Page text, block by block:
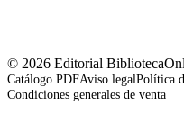
© 2026 Editorial
Catálogo PDFAviso legalPolítica
Condiciones generales de venta